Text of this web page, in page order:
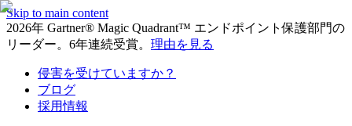
Skip to main content
2026年 Gartner® Magic Quadrant™ エンドポイント保護部門の
リーダー。6年連続受賞。 理由を見る
侵害を受けていますか？
ブログ
採用情報